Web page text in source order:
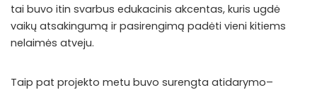
tai buvo itin svarbus edukacinis akcentas, kuris ugdė
vaikų atsakingumą ir pasirengimą padėti vieni kitiems
nelaimės atveju.
Taip pat projekto metu buvo surengta atidarymo–